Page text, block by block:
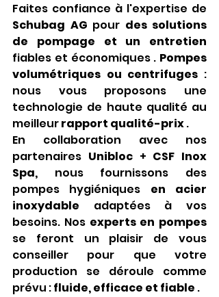
Faites confiance à l'expertise de
Schubag AG pour des solutions
de pompage et un entretien
fiables et économiques . Pompes
volumétriques ou centrifuges :
nous vous proposons une
technologie de haute qualité au
meilleurrapport qualité-prix.
En collaboration avec nos
partenaires Unibloc + CSF Inox
Spa,
nous fournissons des
pompes hygiéniques
en acier
inoxydable
adaptées à vos
besoins. Nos experts en pompes
se feront un plaisir de vous
conseiller pour que votre
production se déroule comme
prévu :fluide, efficace et fiable .